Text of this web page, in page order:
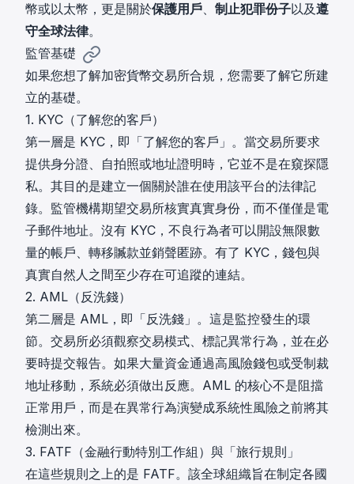
幣或以太幣，更是關於保護用戶、 制止犯罪份子以及遵
守全球法律。
監管基礎
如果您想了解加密貨幣交易所合規，您需要了解它所建
立的基礎。
1. KYC（了解您的客戶）
第一層是 KYC，即「了解您的客戶」。當交易所要求
提供身分證、自拍照或地址證明時，它並不是在窺探隱
私。其目的是建立一個關於誰在使用該平台的法律記
錄。監管機構期望交易所核實真實身份，而不僅僅是電
子郵件地址。沒有 KYC，不良行為者可以開設無限數
量的帳戶、轉移贓款並銷聲匿跡。有了 KYC，錢包與
真實自然人之間至少存在可追蹤的連結。
2. AML（反洗錢）
第二層是 AML，即「反洗錢」。這是監控發生的環
節。交易所必須觀察交易模式、標記異常行為，並在必
要時提交報告。如果大量資金通過高風險錢包或受制裁
地址移動，系統必須做出反應。AML 的核心不是阻擋
正常用戶，而是在異常行為演變成系統性風險之前將其
檢測出來。
3. FATF（金融行動特別工作組）與「旅行規則」
在這些規則之上的是 FATF。該全球組織旨在制定各國